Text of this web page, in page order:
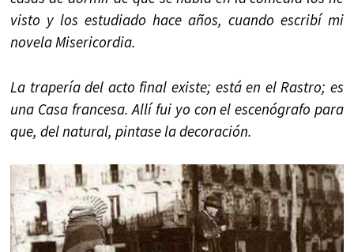
visto y los estudiado hace años, cuando escribí mi
novela Misericordia.
La trapería del acto final existe; está en el Rastro; es
una Casa francesa. Allí fui yo con el escenógrafo para
que, del natural, pintase la decoración.